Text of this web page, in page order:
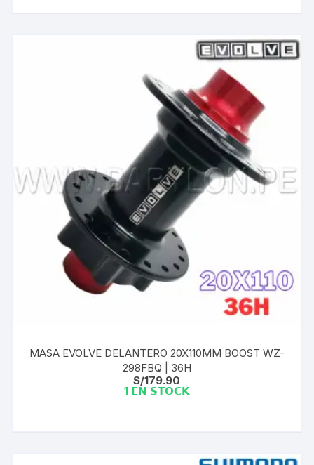
MASA EVOLVE DELANTERO 20X110MM BOOST WZ-
298FBQ | 36H
S/179.90
1 𝗘𝗡 𝗦𝗧𝗢𝗖𝗞